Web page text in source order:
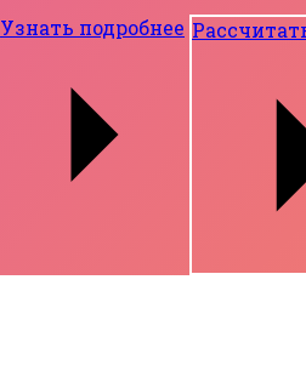
Узнать подробнее